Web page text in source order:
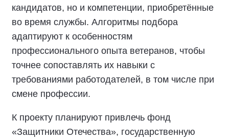
кандидатов, но и компетенции, приобретённые
во время службы. Алгоритмы подбора
адаптируют к особенностям
профессионального опыта ветеранов, чтобы
точнее сопоставлять их навыки с
требованиями работодателей, в том числе при
смене профессии.
К проекту планируют привлечь фонд
«Защитники Отечества», государственную